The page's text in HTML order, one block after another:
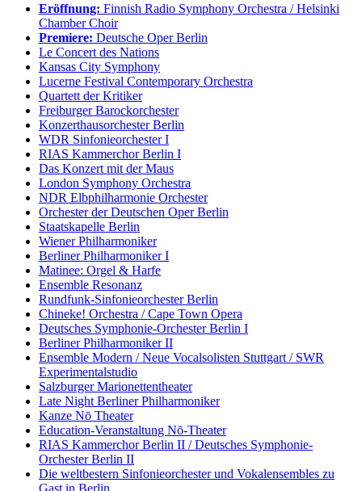
Eröffnung: Finnish Radio Symphony Orchestra / Helsinki
Chamber Choir
Premiere: Deutsche Oper Berlin
Le Concert des Nations
Kansas City Symphony
Lucerne Festival Contemporary Orchestra
Quartett der Kritiker
Freiburger Barockorchester
Konzerthausorchester Berlin
WDR Sinfonieorchester I
RIAS Kammerchor Berlin I
Das Konzert mit der Maus
London Symphony Orchestra
NDR Elbphilharmonie Orchester
Orchester der Deutschen Oper Berlin
Staatskapelle Berlin
Wiener Philharmoniker
Berliner Philharmoniker I
Matinee: Orgel & Harfe
Ensemble Resonanz
Rundfunk-Sinfonieorchester Berlin
Chineke! Orchestra / Cape Town Opera
Deutsches Symphonie-Orchester Berlin I
Berliner Philharmoniker II
Ensemble Modern / Neue Vocalsolisten Stuttgart / SWR
Experimentalstudio
Salzburger Marionettentheater
Late Night Berliner Philharmoniker
Kanze Nō Theater
Education-Veranstaltung Nō-Theater
RIAS Kammerchor Berlin II / Deutsches Symphonie-
Orchester Berlin II
Die weltbestern Sinfonieorchester und Vokalensembles zu
Gast in Berlin.